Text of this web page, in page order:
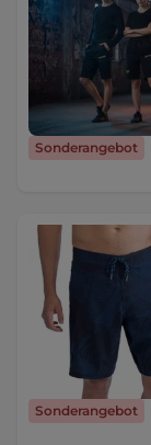
Sonderangebot
Sonderangebot